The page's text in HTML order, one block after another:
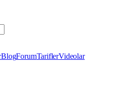
BlogForumTariflerVideolar